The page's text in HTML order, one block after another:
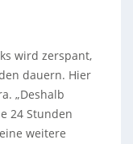
wird zerspant,
dauern. Hier
„Deshalb
24 Stunden
weitere